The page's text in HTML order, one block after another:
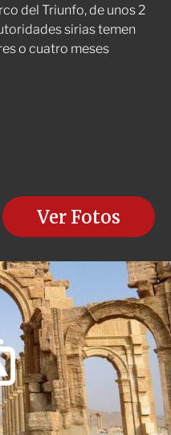
del Triunfo, de unos 2
sirias temen
o cuatro meses
Ver Fotos